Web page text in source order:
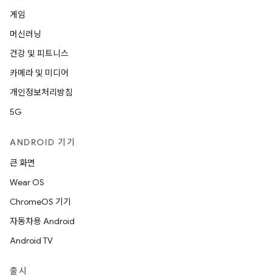
게임
머신러닝
건강 및 피트니스
카메라 및 미디어
개인정보처리방침
5G
ANDROID 기기
큰 화면
Wear OS
ChromeOS 기기
자동차용 Android
Android TV
출시